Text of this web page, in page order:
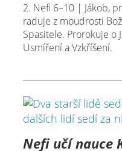
2. Nefi 6–10 | Jákob,
raduje z moudrosti
Spasitele. Prorokuje o
Usmíření a Vzkříšení.
Nefi učí nauce